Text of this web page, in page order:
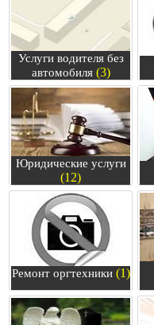
Услуги водителя без
автомобиля(3)
Юридические услуги
(12)
Ремонт оргтехники(1)